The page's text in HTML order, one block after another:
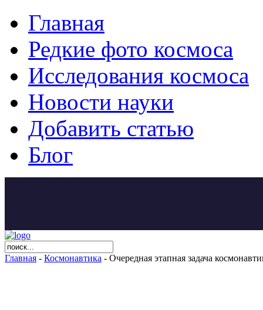
Главная
Редкие фото космоса
Исследования космоса
Новости науки
Добавить статью
Блог
Главная - Космонавтика - Очередная этапная задача